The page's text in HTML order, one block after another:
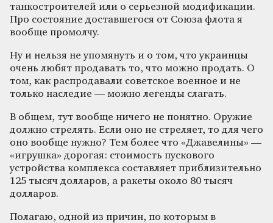
танкостроителей или о серьезной модификации.
Про состояние доставшегося от Союза флота я
вообще промолчу.
Ну и нельзя не упомянуть и о том, что украинцы
очень любят продавать то, что можно продать. О
том, как распродавали советское военное и не
только наследие — можно легенды слагать.
В общем, тут вообще ничего не понятно. Оружие
должно стрелять. Если оно не стреляет, то для чего
оно вообще нужно? Тем более что «Джавелины» —
«игрушка» дорогая: стоимость пускового
устройства комплекса составляет приблизительно
125 тысяч долларов, а ракеты около 80 тысяч
долларов.
Полагаю, одной из причин, по которым в